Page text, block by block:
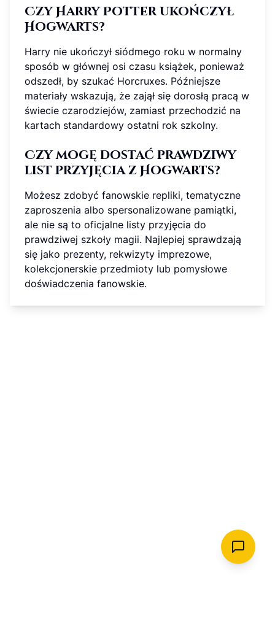
Czy Harry Potter ukończył
Hogwarts?
Harry nie ukończył siódmego roku w normalny
sposób w głównej osi czasu książek, ponieważ
odszedł, by szukać Horcruxes. Późniejsze
materiały wskazują, że zajął się dorosłą pracą w
świecie czarodziejów, zamiast przechodzić na
kartach standardowy ostatni rok szkolny.
Czy mogę dostać prawdziwy
list przyjęcia z Hogwarts?
Możesz zdobyć fanowskie repliki, tematyczne
zaproszenia albo spersonalizowane pamiątki,
ale nie są to oficjalne listy przyjęcia do
prawdziwej szkoły magii. Najlepiej sprawdzają
się jako prezenty, rekwizyty imprezowe,
kolekcjonerskie przedmioty lub pomysłowe
doświadczenia fanowskie.